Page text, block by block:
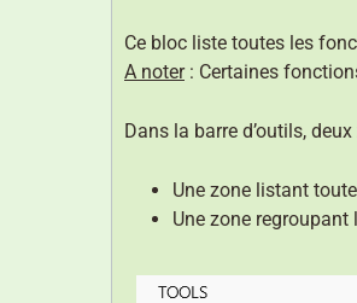
Ce bloc liste toutes les
A noter: Certaines
Dans la barre d’outils,
Une zone listant
Une zone